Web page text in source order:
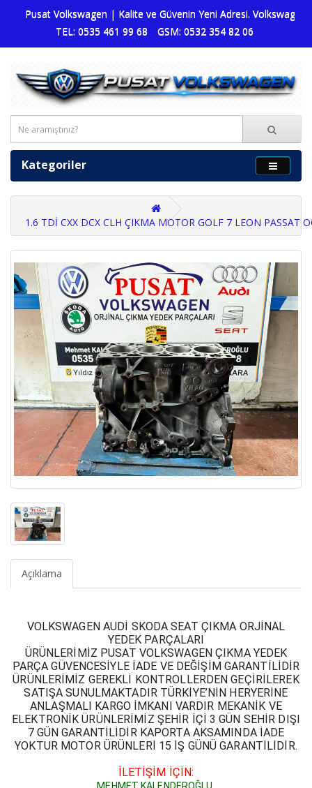
Pusat Volkswagen | Kalite ve Güvenin Yeni Adresi. Volkswagen
TEL: 0535 461 99 68
GSM: 0532 354 82 06
Kategoriler
1.6 TDİ CXX DCX CLH ÇIKMA MOTOR GOLF 7 LEON PASSAT
Açıklama
VOLKSWAGEN AUDİ SKODA SEAT ÇIKMA ORJİNAL
YEDEK PARÇALARI
ÜRÜNLERİMİZ PUSAT VOLKSWAGEN ÇIKMA YEDEK
PARÇA GÜVENCESİYLE İADE VE DEĞİŞİM GARANTİLİDİR
ÜRÜNLERİMİZ GEREKLİ KONTROLLERDEN GEÇİRİLEREK
SATIŞA SUNULMAKTADIR TÜRKİYE’NİN HERYERİNE
ANLAŞMALI KARGO İMKANI VARDIR MEKANİK VE
ELEKTRONİK ÜRÜNLERİMİZ ŞEHİR İÇİ 3 GÜN SEHİR DIŞI
7 GÜN GARANTİLİDİR KAPORTA AKSAMINDA İADE
YOKTUR MOTOR ÜRÜNLERİ 15 İŞ GÜNÜ GARANTİLİDİR.
İLETİŞİM İÇİN: